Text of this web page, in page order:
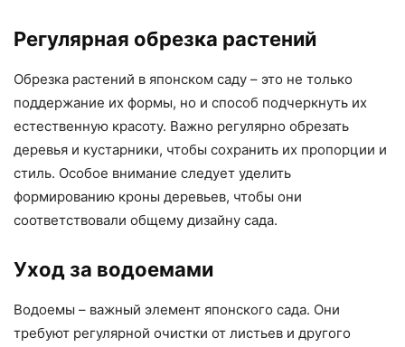
Регулярная обрезка растений
Обрезка растений в японском саду – это не только
поддержание их формы, но и способ подчеркнуть их
естественную красоту. Важно регулярно обрезать
деревья и кустарники, чтобы сохранить их пропорции и
стиль. Особое внимание следует уделить
формированию кроны деревьев, чтобы они
соответствовали общему дизайну сада.
Уход за водоемами
Водоемы – важный элемент японского сада. Они
требуют регулярной очистки от листьев и другого